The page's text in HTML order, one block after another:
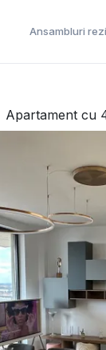
Ansambluri
Apartament cu